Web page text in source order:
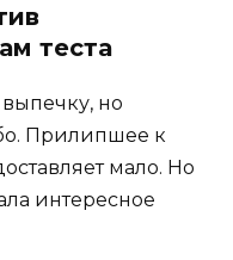
теста
но
Прилипшее к
мало. Но
интересное